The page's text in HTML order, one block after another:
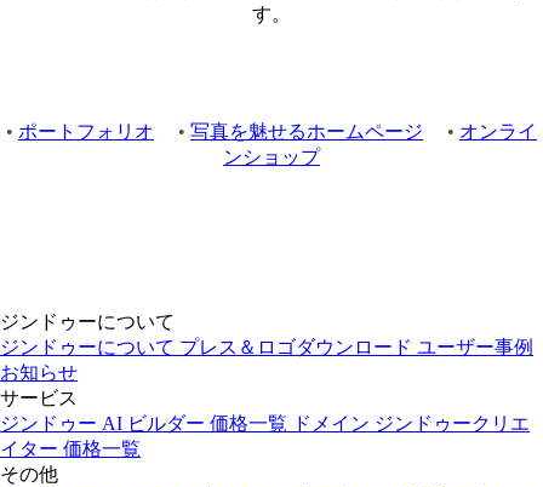
す。
• ポートフォリオ • 写真を魅せるホームページ • オンライ
ンショップ
ジンドゥーについて
ジンドゥーについて プレス＆ロゴダウンロード ユーザー事例
お知らせ
サービス
ジンドゥー AI ビルダー 価格一覧 ドメイン ジンドゥークリエ
イター 価格一覧
その他